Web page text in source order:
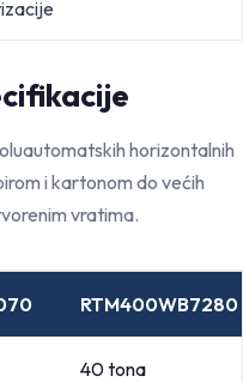
horizontalnih
i kartonom do većih
vratima.
RTM400WB7280
40 tona